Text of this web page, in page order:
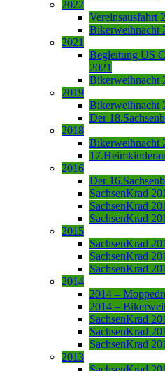
2022
Vereinsausfahrt
Bikerweihnacht
2021
Begleitung US
2021
Bikerweihnacht
2019
Bikerweihnacht
Der
2018
Bikerweihnacht
2016
Der
SachsenKrad
SachsenKrad
SachsenKrad
2015
SachsenKrad
SachsenKrad
SachsenKrad
2014
2014 –
2014 –
SachsenKrad
SachsenKrad
SachsenKrad
2013